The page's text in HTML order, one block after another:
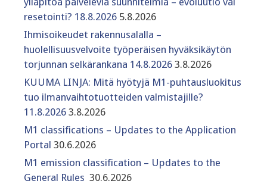
resetointi? 18.8.2026 5.8.2026
Ihmisoikeudet rakennusalalla –
huolellisuusvelvoite työperäisen hyväksikäytön
torjunnan selkärankana 14.8.2026 3.8.2026
KUUMA LINJA: Mitä hyötyjä M1-puhtausluokitus
tuo ilmanvaihtotuotteiden valmistajille?
11.8.2026 3.8.2026
M1 classifications – Updates to the Application
Portal 30.6.2026
M1 emission classification – Updates to the
General Rules 30.6.2026